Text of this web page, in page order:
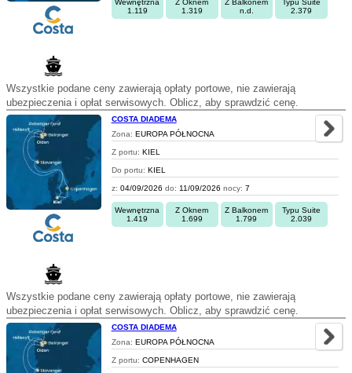
Wewnętrzna
1.119
Z Oknem
1.319
Z Balkonem
n.d.
Typu Suite
2.379
Wszystkie podane ceny zawierają opłaty portowe, nie zawierają
ubezpieczenia i opłat serwisowych. Oblicz, aby sprawdzić cenę.
COSTA DIADEMA
Zona: EUROPA PÓŁNOCNA
Z portu: KIEL
Do portu: KIEL
z: 04/09/2026 do: 11/09/2026 nocy: 7
Wewnętrzna
1.419
Z Oknem
1.699
Z Balkonem
1.799
Typu Suite
2.039
Wszystkie podane ceny zawierają opłaty portowe, nie zawierają
ubezpieczenia i opłat serwisowych. Oblicz, aby sprawdzić cenę.
COSTA DIADEMA
Zona: EUROPA PÓŁNOCNA
Z portu: COPENHAGEN